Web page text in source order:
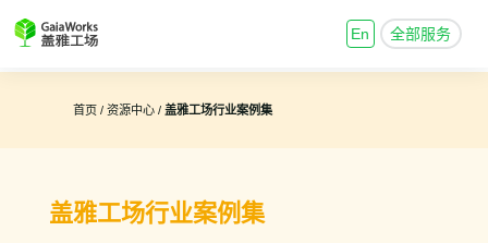
En 全部服务
首页 / 资源中心 / 盖雅工场行业案例集
盖雅工场行业案例集